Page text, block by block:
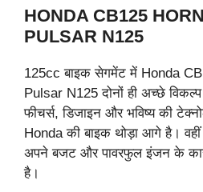
HONDA CB125
PULSAR N125
125cc बाइक सेगमेंट में Honda
Pulsar N125 दोनों ही अच्छे
फीचर्स, डिजाइन और भविष्य की
Honda की बाइक थोड़ा आगे है।
अपने बजट और पावरफुल इंजन के
है।